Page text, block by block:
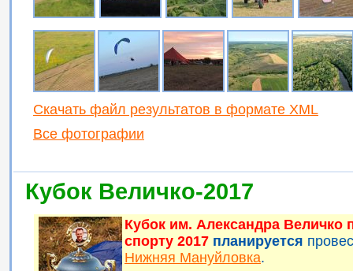
Скачать файл результатов в формате XML
Все фотографии
Кубок Величко-2017
Кубок им. Александра Величко
спорту 2017 планируется
Нижняя Мануйловка.